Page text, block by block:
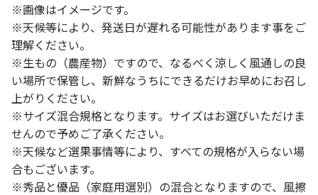
※画像はイメージです。
※天候等により、発送日が遅れる可能性があります事をご
理解ください。
※生もの（農産物）ですので、なるべく涼しく風通しの良
い場所で保管し、新鮮なうちにできるだけお早めにお召し
上がりください。
※サイズ混合規格となります。サイズはお選びいただけま
せんので予めご了承ください。
※天候など選果事情等により、すべての規格が入らない場
合もございます。
※秀品と優品（家庭用選別）の混合となりますので、風擦